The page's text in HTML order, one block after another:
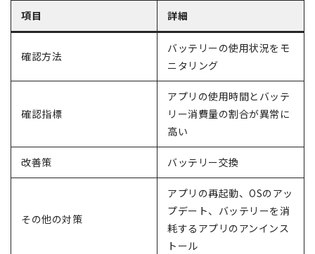
項目 詳細
確認方法
バッテリーの使用状況をモ
ニタリング
確認指標
アプリの使用時間とバッテ
リー消費量の割合が異常に
高い
改善策 バッテリー交換
その他の対策
アプリの再起動、OSのアッ
プデート、バッテリーを消
耗するアプリのアンインス
トール